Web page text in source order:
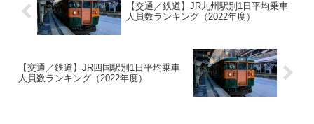
【交通／鉄道】JR九州駅別1日平均乗車
人員数ランキング（2022年度）
【交通／鉄道】JR四国駅別1日平均乗車
人員数ランキング（2022年度）